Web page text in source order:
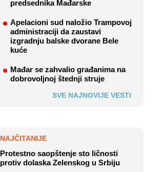
predsednika Mađarske
Apelacioni sud naložio Trampovoj
administraciji da zaustavi
izgradnju balske dvorane Bele
kuće
Mađar se zahvalio građanima na
dobrovoljnoj štednji struje
SVE NAJNOVIJE VESTI
NAJČITANIJE
Protestno saopštenje sto ličnosti
protiv dolaska Zelenskog u Srbiju